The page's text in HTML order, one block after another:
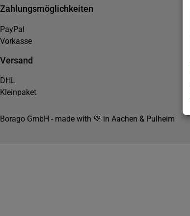
Zahlungsmöglichkeiten
PayPal
Vorkasse
Versand
DHL
Kleinpaket
Borago GmbH - made with 💚 in Aachen & Pulheim